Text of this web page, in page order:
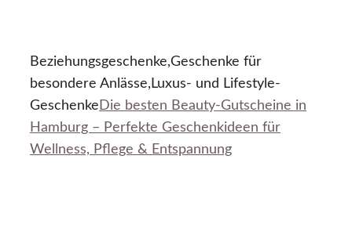
Beziehungsgeschenke,Geschenke für
besondere Anlässe,Luxus- und Lifestyle-
Geschenke Die besten Beauty-Gutscheine in
Hamburg – Perfekte Geschenkideen für
Wellness, Pflege & Entspannung